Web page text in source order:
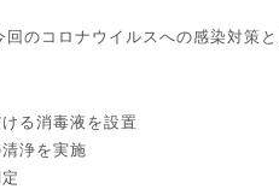
回のコロナウイルスへの感染対策
る消毒液を設置
浄を実施